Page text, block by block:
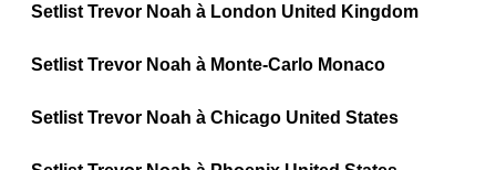
Setlist Trevor Noah à London United Kingdom
Setlist Trevor Noah à Monte-Carlo Monaco
Setlist Trevor Noah à Chicago United States